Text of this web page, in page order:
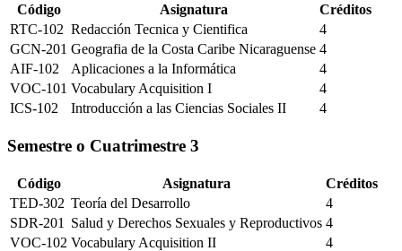
Código Asignatura
Créditos
RTC-102 Redacción Tecnica y Cientifica
4
GCN-201 Geografia de la Costa Caribe Nicaraguense 4
AIF-102
Aplicaciones a la Informática
4
VOC-101 Vocabulary Acquisition I
4
ICS-102
Introducción a las Ciencias Sociales II 4
Semestre o Cuatrimestre 3
Código Asignatura
Créditos
TED-302 Teoría del Desarrollo
4
SDR-201
Salud y Derechos Sexuales y Reproductivos 4
VOC-102 Vocabulary Acquisition II
4